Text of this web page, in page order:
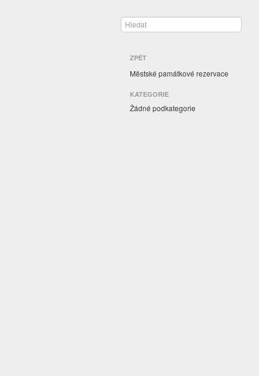
ZPĚT
Městské památkové rezervace
KATEGORIE
Žádné podkategorie